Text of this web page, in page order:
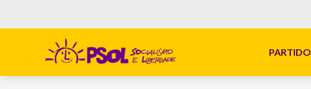
PARTIDO